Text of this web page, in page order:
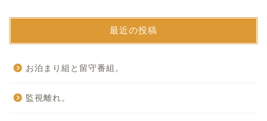
最近の投稿
お泊まり組と留守番組。
監視離れ。